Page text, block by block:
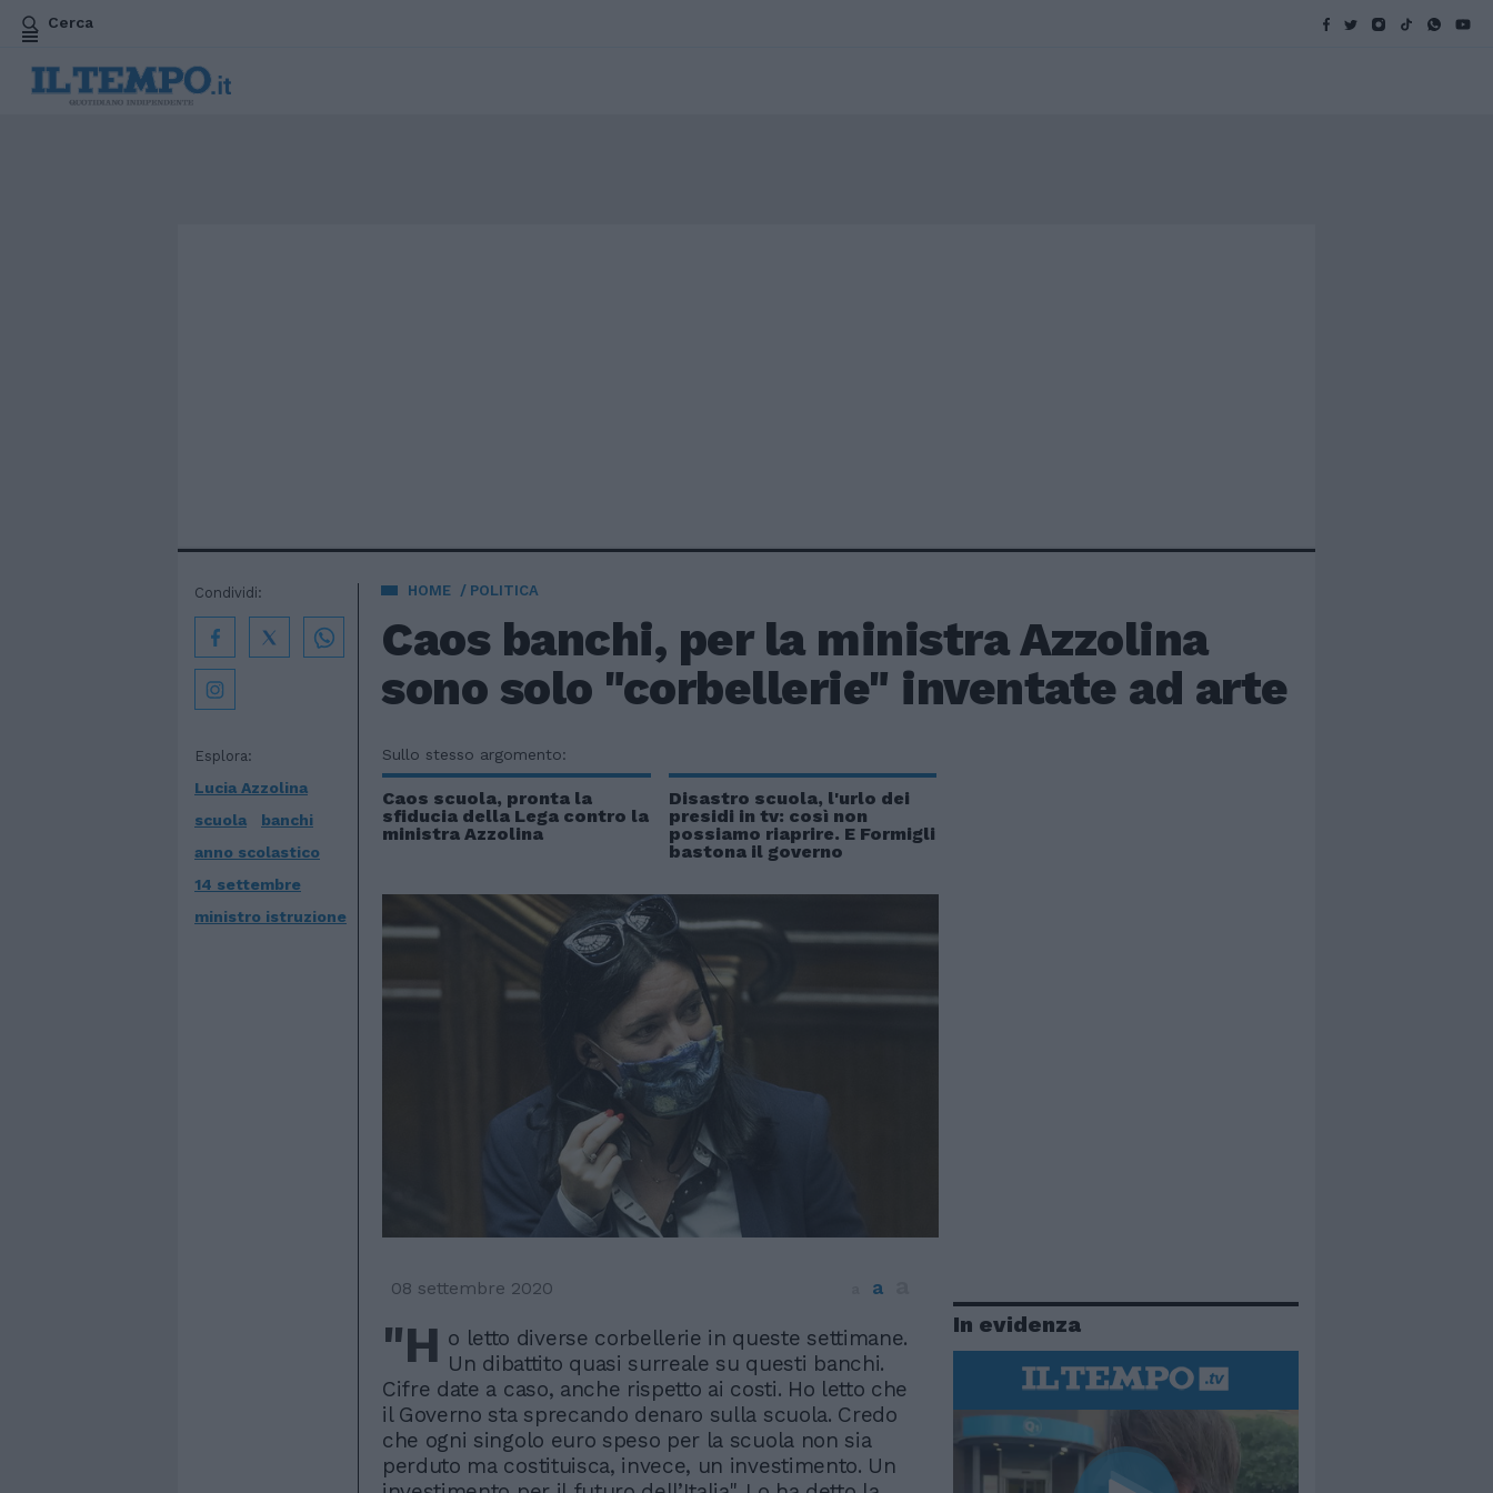
Cerca
HOME POLITICA
Caos banchi, per la ministra Azzolina
sono solo "corbellerie" inventate ad arte
Esplora:
Lucia Azzolina
scuola
banchi
anno scolastico
14 settembre
ministro istruzione
Condividi:
Sullo stesso argomento:
Caos scuola, pronta la
sfiducia della Lega contro la
ministra Azzolina
Disastro scuola, l'urlo dei
presidi in tv: così non
possiamo riaprire. E Formigli
bastona il governo
08 settembre 2020 a
"H o letto diverse corbellerie in queste settimane.
Un dibattito quasi surreale su questi banchi.
Cifre date a caso, anche rispetto ai costi. Ho letto che
il Governo sta sprecando denaro sulla scuola. Credo
che ogni singolo euro speso per la scuola non sia
perduto ma costituisca, invece, un investimento. Un
In evidenza